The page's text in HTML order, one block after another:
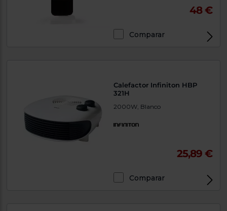
48 €
Comparar
Calefactor Infiniton HBP
321H
2000W, Blanco
25,89 €
Comparar